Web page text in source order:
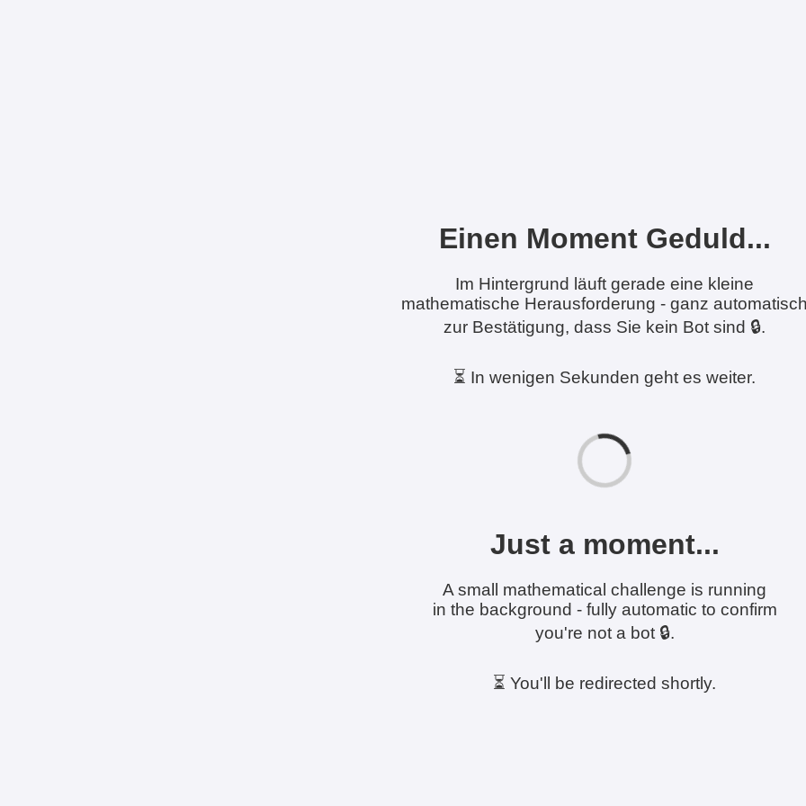
Einen Moment Geduld...
Im Hintergrund läuft gerade eine kleine
mathematische Herausforderung - ganz
zur Bestätigung, dass Sie kein Bot sind 🔒.
⏳ In wenigen Sekunden geht es weiter.
Just a moment...
A small mathematical challenge is running
in the background - fully automatic to confirm
you're not a bot 🔒.
⏳ You'll be redirected shortly.